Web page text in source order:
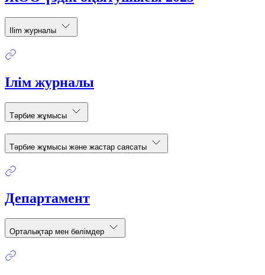
Ilim журналы
Ілім журналы
Тәрбие жұмысы
Тәрбие жұмысы және жастар саясаты
Департамент
Орталықтар мен бөлімдер